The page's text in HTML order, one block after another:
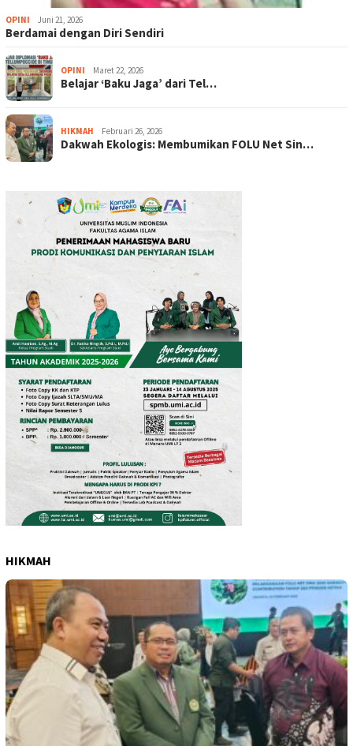
OPINI Juni 21, 2026
Berdamai dengan Diri Sendiri
OPINI Maret 22, 2026
Belajar ‘Baku Jaga’ dari Tel…
HIKMAH Februari 26, 2026
Dakwah Ekologis: Membumikan FOLU Net Sin…
HIKMAH